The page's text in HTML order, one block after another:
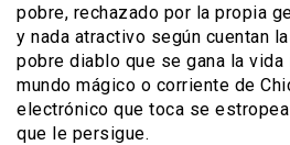
pobre, rechazado por la propia
y nada atractivo según cuentan
pobre diablo que se gana la
mundo mágico o corriente de
electrónico que toca se
que le persigue.